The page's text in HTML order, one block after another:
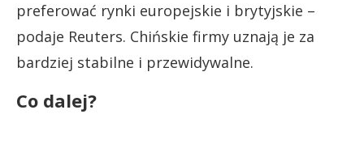
preferować rynki europejskie i brytyjskie –
podaje Reuters. Chińskie firmy uznają je za
bardziej stabilne i przewidywalne.
Co dalej?